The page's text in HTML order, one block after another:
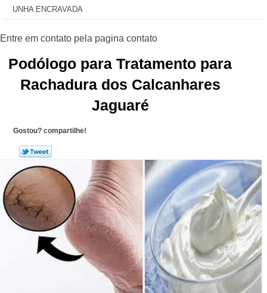
UNHA ENCRAVADA
Podólogo para Tratamento para
Rachadura dos Calcanhares
Jaguaré
Gostou? compartilhe!